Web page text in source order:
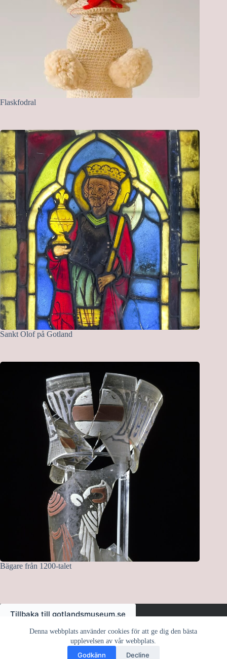
Denna webbplats använder cookies för att ge dig den bästa
upplevelsen av vår webbplats.
Godkänn Decline
Flaskfodral
Sankt Olof på Gotland
Bägare från 1200-talet
Tillbaka till gotlandsmuseum.se